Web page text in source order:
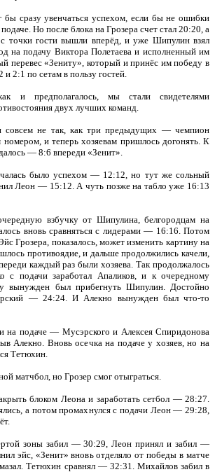
бы сразу увенчаться успехом, если бы не ошибки
Но после блока на Грозера счет стал 20:20, а
точки гости вышли вперёд, и уже Шипулин взял
на подачу Виктора Полетаева и исполненный им
перевес «Зениту», который и принёс им победу в
2:1 по сетам в пользу гостей.
и предполагалось, мы стали свидетелями
двух лучших команд.
совсем не так, как три предыдущих — чемпион
номером, и теперь хозяевам пришлось догонять. К
— 8:6 впереди «Зенит».
было успехом — 12:12, но тут же сольный
Леон — 15:12. А чуть позже на табло уже 16:13
взбучку от Шипулина, белгородцам на
вновь сравняться с лидерами — 16:16. Потом
Грозера, показалось, может изменить картину на
противоядие, и дальше продолжились качели,
каждый раз были хозяева. Так продолжалось
подачи заработал Апаликов, и к очередному
вынужден был прибегнуть Шипулин. Достойно
— 24:24. И Алекно вынужден был что-то
на подаче — Мусэрского и Алексея Спиридонова
Алекно. Вновь осечка на подаче у хозяев, но на
Тетюхин.
матчбол, но Грозер смог отыграться.
блоком Леона и заработать сетбол — 28:27.
а потом промахнулся с подачи Леон — 29:28,
зоны забил — 30:29, Леон принял и забил —
эйс, «Зенит» вновь отделяло от победы в матче
Тетюхин сравнял — 32:31. Михайлов забил в